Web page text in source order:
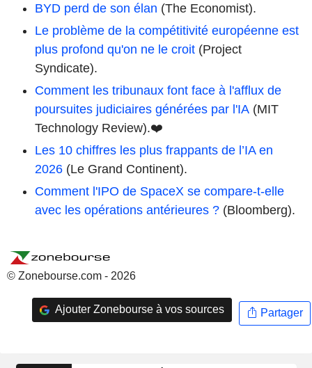
BYD perd de son élan (The Economist).
Le problème de la compétitivité européenne est
plus profond qu'on ne le croit (Project
Syndicate).
Comment les tribunaux font face à l'afflux de
poursuites judiciaires générées par l'IA (MIT
Technology Review).❤️
Les 10 chiffres les plus frappants de l’IA en
2026 (Le Grand Continent).
Comment l'IPO de SpaceX se compare-t-elle
avec les opérations antérieures ? (Bloomberg).
© Zonebourse.com - 2026
Ajouter Zonebourse à vos sources Partager